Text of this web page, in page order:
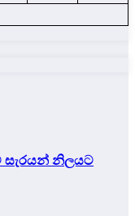
සැරයන් නිලයට